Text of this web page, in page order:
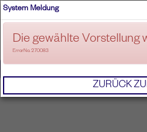
System Meldung
Die gewählte Vorstellung
ErrorNo. 270083
ZURÜCK